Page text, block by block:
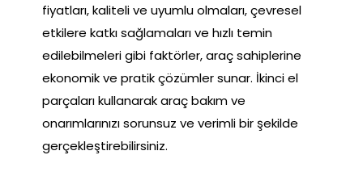
fiyatları, kaliteli ve uyumlu olmaları, çevresel
etkilere katkı sağlamaları ve hızlı temin
edilebilmeleri gibi faktörler, araç sahiplerine
ekonomik ve pratik çözümler sunar. İkinci el
parçaları kullanarak araç bakım ve
onarımlarınızı sorunsuz ve verimli bir şekilde
gerçekleştirebilirsiniz.